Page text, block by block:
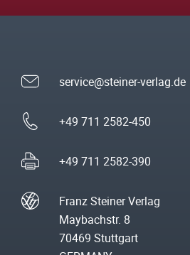
service@steiner-verlag.de
+49 711 2582-450
+49 711 2582-390
Franz Steiner Verlag
Maybachstr. 8
70469 Stuttgart